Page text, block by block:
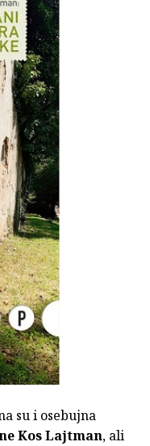
su i osebujna
Kos Lajtman, ali